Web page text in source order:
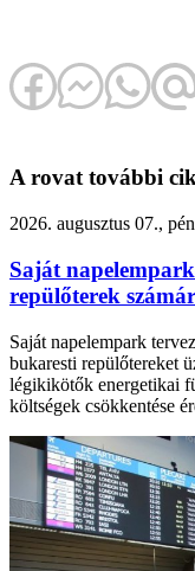
A rovat további
2026. augusztus 07.,
Saját
repülőterek
Saját napelempark
bukaresti repülőtereket
légikikötők energetikai
költségek csökkentése